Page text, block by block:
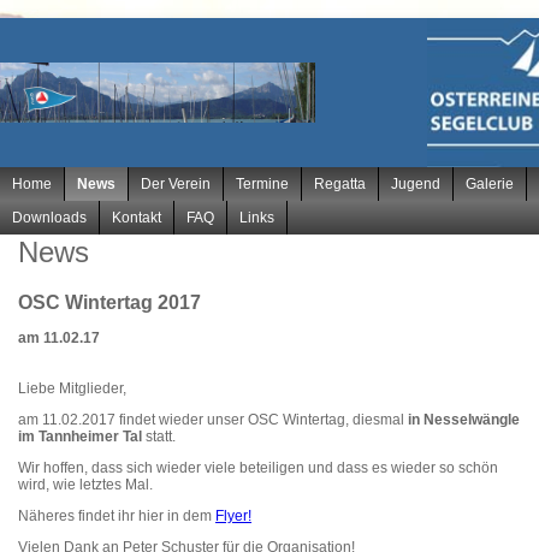
Navigation
überspringen
Home News Der Verein Termine Regatta Jugend
Galerie
Downloads
Kontakt FAQ Links
News
OSC Wintertag 2017
am 11.02.17
Liebe Mitglieder,
am 11.02.2017 findet wieder unser OSC Wintertag, diesmal in Nesselwängle
im Tannheimer Tal statt.
Wir hoffen, dass sich wieder viele beteiligen und dass es wieder so schön
wird, wie letztes Mal.
Näheres findet ihr hier in dem Flyer!
Vielen Dank an Peter Schuster für die Organisation!